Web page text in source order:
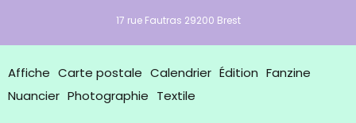
Affiche Carte postale Calendrier Édition Fanzine
Nuancier Photographie Textile
17 rue Fautras 29200 Brest